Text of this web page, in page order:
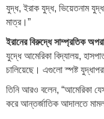
যুদ্ধ, ইরাক যুদ্ধ, ভিয়েতনাম
মাত্র।”
ইরানের বিরুদ্ধে সাম্প্রতিক
যুদ্ধে আমেরিকা বিদ্যালয়,
চালিয়েছে। এগুলো স্পষ্ট
তিনি আরও বলেন, “আমেরিকা
করে আন্তর্জাতিক আদালতে